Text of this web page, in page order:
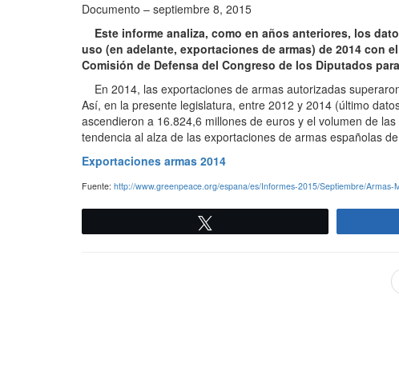
Documento – septiembre 8, 2015
Este informe analiza, como en años anteriores, los
uso (en adelante, exportaciones de armas) de 2014 con
Comisión de Defensa del Congreso de los Diputados
En 2014, las exportaciones de armas autorizadas
Así, en la presente legislatura, entre 2012 y 2014 (último
ascendieron a 16.824,6 millones de euros y el volumen de
tendencia al alza de las exportaciones de armas españolas
Exportaciones armas 2014
Fuente: http://www.greenpeace.org/espana/es/Informes-2015/Septiembre/